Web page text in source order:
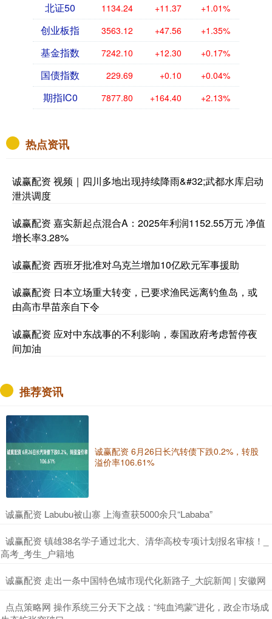
北证50 1134.24 +11.37 +1.01%
创业板指 3563.12 +47.56 +1.35%
基金指数 7242.10 +12.30 +0.17%
国债指数 229.69 +0.10 +0.04%
期指IC0 7877.80 +164.40 +2.13%
热点资讯
诚赢配资 视频｜四川多地出现持续降雨&#32;武都水库启动
泄洪调度
诚赢配资 嘉实新起点混合A：2025年利润1152.55万元 净值
增长率3.28%
诚赢配资 西班牙批准对乌克兰增加10亿欧元军事援助
诚赢配资 日本立场重大转变，已要求渔民远离钓鱼岛，或
由高市早苗亲自下令
诚赢配资 应对中东战事的不利影响，泰国政府考虑暂停夜
间加油
推荐资讯
诚赢配资 6月26日长汽转债下跌0.2%，转股
溢价率106.61%
​诚赢配资 Labubu被山寨 上海查获5000余只“Lababa”
​诚赢配资 镇雄38名学子通过北大、清华高校专项计划报名审核！_
高考_考生_户籍地
​诚赢配资 走出一条中国特色城市现代化新路子_大皖新闻 | 安徽网
​点点策略网 操作系统三分天下之战：“纯血鸿蒙”进化，政企市场成